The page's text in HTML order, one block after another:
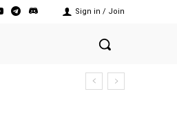
Sign in / Join